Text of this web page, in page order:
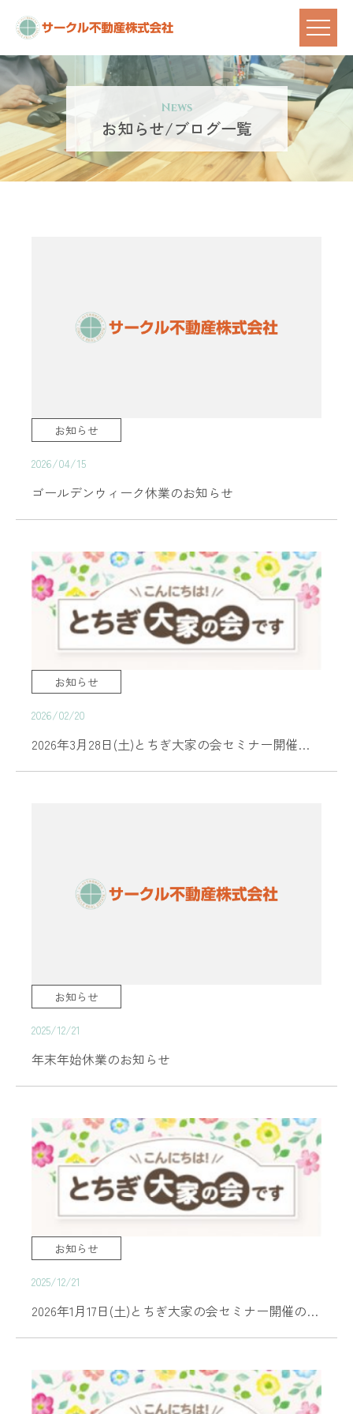
News
お知らせ/ブログ一覧
お知らせ
2026/04/15
ゴールデンウィーク休業のお知らせ
お知らせ
2026/02/20
2026年3月28日(土)とちぎ大家の会セミナー開催のご案内
お知らせ
2025/12/21
年末年始休業のお知らせ
お知らせ
2025/12/21
2026年1月17日(土)とちぎ大家の会セミナー開催のご案内